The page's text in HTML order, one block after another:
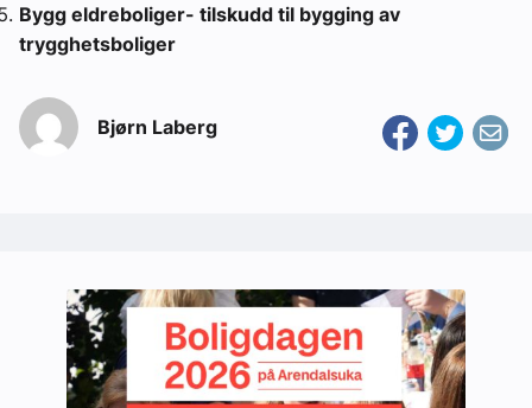
Bygg eldreboliger- tilskudd til bygging av
trygghetsboliger
Bjørn Laberg